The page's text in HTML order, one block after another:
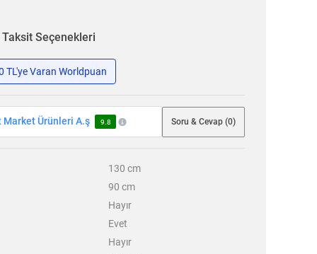
Taksit Seçenekleri
TL'ye Varan Worldpuan
Market Ürünleri A.ş 9.8 Soru & Cevap (0)
130 cm
90 cm
Hayır
Evet
Hayır